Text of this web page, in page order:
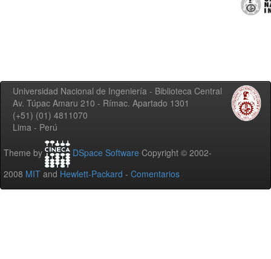
Universidad Nacional de Ingeniería - Biblioteca Central
Av. Túpac Amaru 210 - Rímac. Apartado 1301
(+51) (01) 4811070
Lima - Perú
Theme by DSpace Software Copyright © 2002-
2008 MIT and Hewlett-Packard - Comentarios